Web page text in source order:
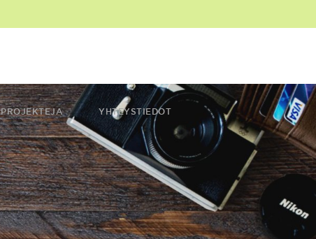
PROJEKTEJA YHTEYSTIEDOT